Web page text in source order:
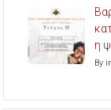
η
By